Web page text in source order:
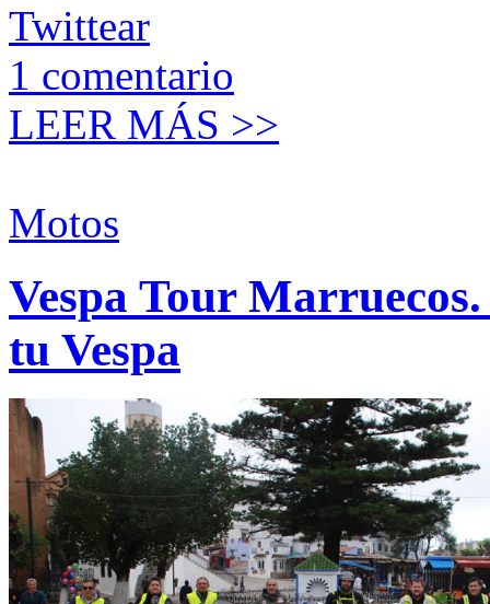
Twittear
1 comentario
LEER MÁS >>
Motos
Vespa Tour
tu Vespa